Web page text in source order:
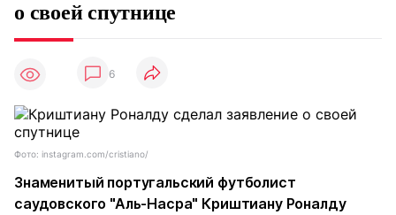
о своей спутнице
6
Фото: instagram.com/cristiano/
Знаменитый португальский футболист
саудовского "Аль-Насра" Криштиану Роналду